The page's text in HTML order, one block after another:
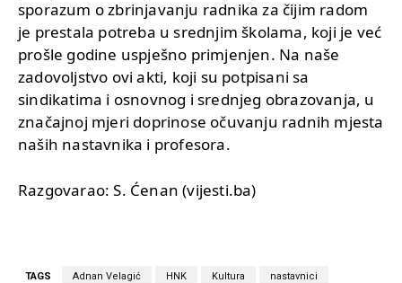
sporazum o zbrinjavanju radnika za čijim radom
je prestala potreba u srednjim školama, koji je već
prošle godine uspješno primjenjen. Na naše
zadovoljstvo ovi akti, koji su potpisani sa
sindikatima i osnovnog i srednjeg obrazovanja, u
značajnoj mjeri doprinose očuvanju radnih mjesta
naših nastavnika i profesora.
Razgovarao: S. Ćenan (vijesti.ba)
TAGS Adnan Velagić HNK Kultura nastavnici